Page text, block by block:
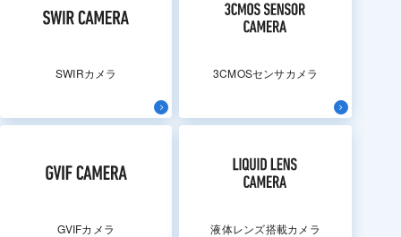
SWIRカメラ 3CMOSセンサカメラ
GVIFカメラ 液体レンズ搭載カメラ